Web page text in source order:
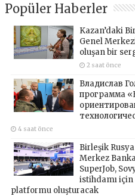
Popüler Haberler
Kazan’daki
Genel
oluşan bir
2 saat önce
Владислав
программа
4 saat önce
Birleşik
Merkez
SuperJob,
istihdamı için
platformu oluşturacak